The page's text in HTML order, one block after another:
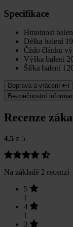
Specifikace
Hmotnost
Délka balení
Číslo článku
Výška balení
Šířka balení
Doprava a vrácení
Bezpečnostní
Recenze
4.5 z 5
Na základě 2 recenzí
5
1
4
1
3